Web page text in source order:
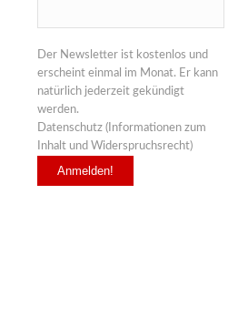
Der Newsletter ist kostenlos und
erscheint einmal im Monat. Er kann
natürlich jederzeit gekündigt
werden.
Datenschutz (Informationen zum
Inhalt und Widerspruchsrecht)